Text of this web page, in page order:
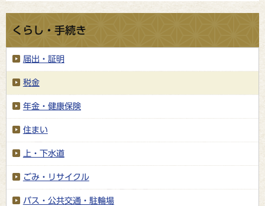
くらし・手続き
届出・証明
税金
年金・健康保険
住まい
上・下水道
ごみ・リサイクル
バス・公共交通・駐輪場